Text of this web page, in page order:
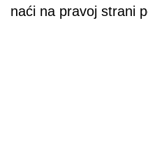
naći na pravoj strani